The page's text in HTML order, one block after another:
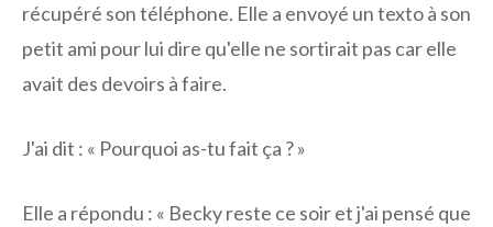
récupéré son téléphone. Elle a envoyé un texto à son
petit ami pour lui dire qu'elle ne sortirait pas car elle
avait des devoirs à faire.
J'ai dit : « Pourquoi as-tu fait ça ? »
Elle a répondu : « Becky reste ce soir et j'ai pensé que